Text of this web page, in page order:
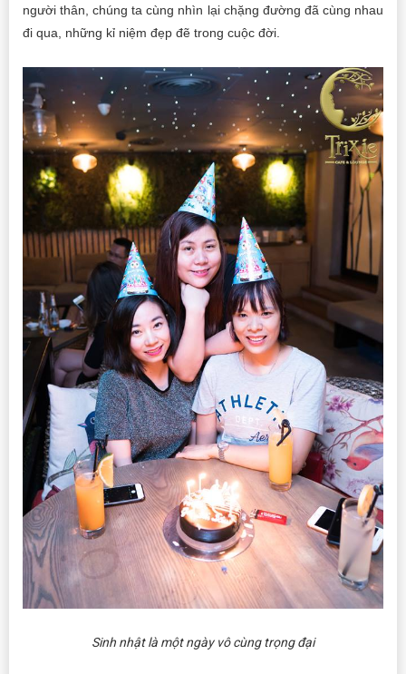
người thân, chúng ta cùng nhìn lại chặng đường đã cùng nhau
đi qua, những kỉ niệm đẹp đẽ trong cuộc đời.
Sinh nhật là một ngày vô cùng trọng đại